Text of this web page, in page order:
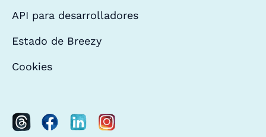
API para desarrolladores
Estado de Breezy
Cookies